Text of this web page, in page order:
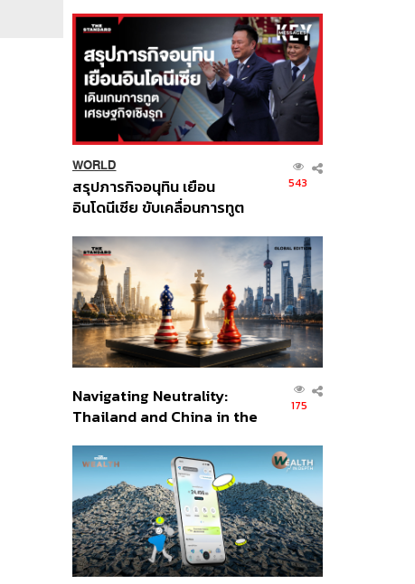
WORLD
สรุปภารกิจอนุทิน เยือน
อินโดนีเซีย ขับเคลื่อนการทูต
ส่วนยุทธศาสตร์ไทย –
อินโดนีเซีย
543
Navigating Neutrality:
Thailand and China in the
Order
175